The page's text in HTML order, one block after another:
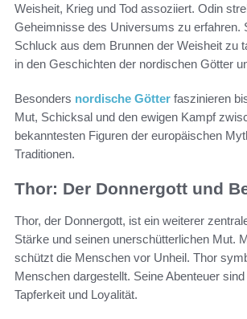
Weisheit, Krieg und Tod assoziiert. Odin
Geheimnisse des Universums zu erfahren.
Schluck aus dem Brunnen der Weisheit zu
in den Geschichten der nordischen Götter
Besonders nordische Götter faszinieren
Mut, Schicksal und den ewigen Kampf
bekanntesten Figuren der europäischen
Traditionen.
Thor: Der Donnergott und
Thor, der Donnergott, ist ein weiterer
Stärke und seinen unerschütterlichen Mut.
schützt die Menschen vor Unheil. Thor
Menschen dargestellt. Seine Abenteuer
Tapferkeit und Loyalität.